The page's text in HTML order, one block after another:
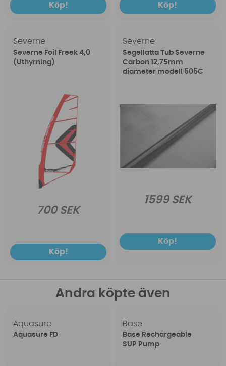
Köp! Köp!
Severne
Severne Foil Freek 4,0
(Uthyrning)
700 SEK
Köp!
Severne
Segellatta Tub Severne
Carbon 12,75mm
diameter modell 505C
1599 SEK
Köp!
Andra köpte även
Aquasure
Aquasure FD
Base
Base Rechargeable
SUP Pump